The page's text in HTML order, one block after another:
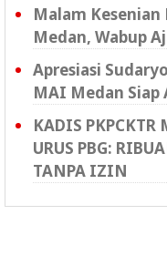
Malam Kesenian
Medan, Wabup
Apresiasi
MAI Medan Siap
KADIS
URUS PBG:
TANPA IZIN